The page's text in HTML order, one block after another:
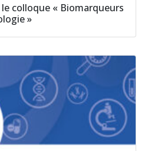
colloque « Biomarqueurs
»